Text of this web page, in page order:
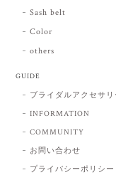
Sash belt
Color
others
GUIDE
ブライダルアクセサ
INFORMATION
COMMUNITY
お問い合わせ
プライバシーポリシー